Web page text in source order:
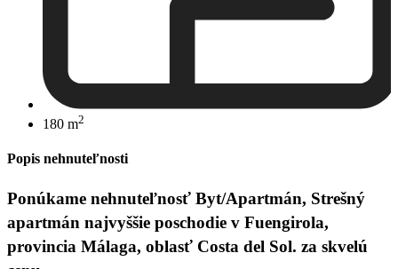
180 m2
Popis nehnuteľnosti
Ponúkame nehnuteľnosť Byt/Apartmán, Strešný
apartmán najvyššie poschodie v Fuengirola,
provincia Málaga, oblasť Costa del Sol. za skvelú